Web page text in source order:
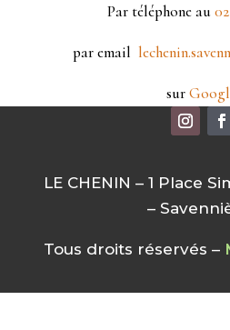
Par téléphone au
par email
sur
LE CHENIN – 1 Place
–
Tous droits réservés –